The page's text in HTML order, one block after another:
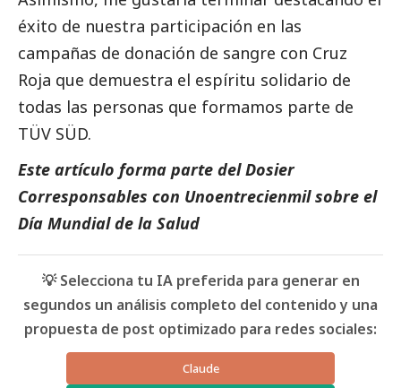
éxito de nuestra participación en las
campañas de donación de sangre con Cruz
Roja que demuestra el espíritu solidario de
todas las personas que formamos parte de
TÜV SÜD.
Este artículo forma parte delDosier
Corresponsables con Unoentrecienmil sobre el
Día Mundial de la Salud
💡 Selecciona tu IA preferida para generar en
segundos un análisis completo del contenido y una
propuesta de post optimizado para redes sociales:
Claude